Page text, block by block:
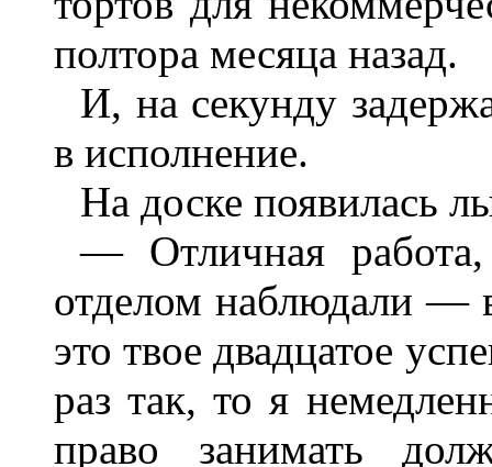
полтора месяца назад.
И, на секунду
в исполнение.
На доске появилась
— Отличная
отделом наблюдали
это твое двадцатое
раз так, то я
право занимать